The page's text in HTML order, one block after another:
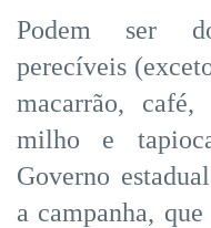
Podem ser
perecíveis
macarrão,
milho e
Governo
a campanha,